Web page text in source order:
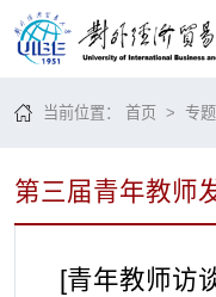
当前位置：首页 > 专
第三届青年教师
[青年教师访